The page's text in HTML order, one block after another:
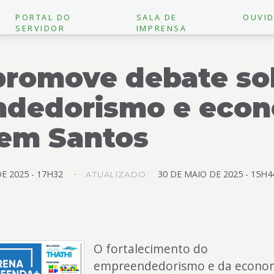
PORTAL DO
SERVIDOR
SALA DE
IMPRENSA
debate
e
Santos
2025 - 17H32 ATUALIZADO: 30 DE MAIO DE 2025 -
O fortalecimento do
empreendedorismo e da